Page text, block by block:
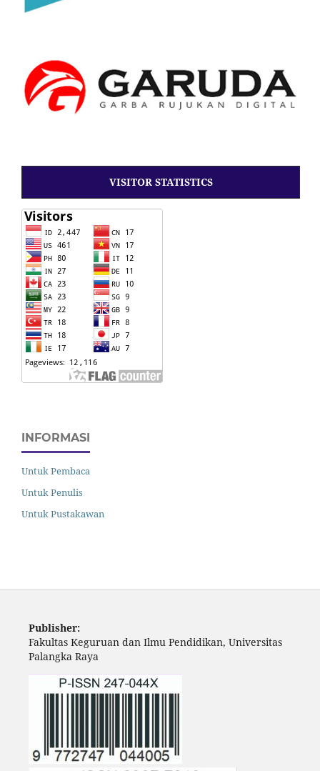
VISITOR STATISTICS
INFORMASI
Untuk Pembaca
Untuk Penulis
Untuk Pustakawan
Publisher:
Fakultas Keguruan dan Ilmu Pendidikan, Universitas
Palangka Raya